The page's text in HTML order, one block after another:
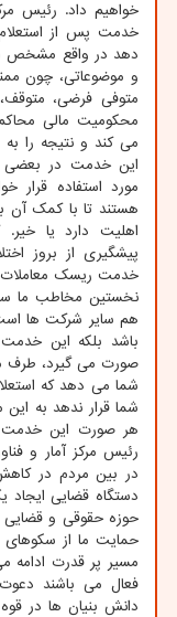
خواهیم داد. رئیس
خدمت پس از استعلام
دهد در واقع مشخص می
و موضوعاتی، چون
متوفی فرضی،
محکومیت مالی
می کند و نتیجه را
این خدمت در بعضی
مورد استفاده
هستند تا با کمک آن
اهلیت دارد یا
پیشگیری از بروز
خدمت ریسک معاملات
نخستین مخاطب ما
هم سایر شرکت ها
باشد بلکه این
صورت می گیرد، طرف
شما می دهد که
شما قرار ندهد به
هر صورت این
رئیس مرکز آمار و
در بین مردم در
دستگاه قضایی ایجاد
حوزه حقوقی و قضایی
حمایت ما از
مسیر پر قدرت ادامه
فعال می باشند
دانش بنیان ها در